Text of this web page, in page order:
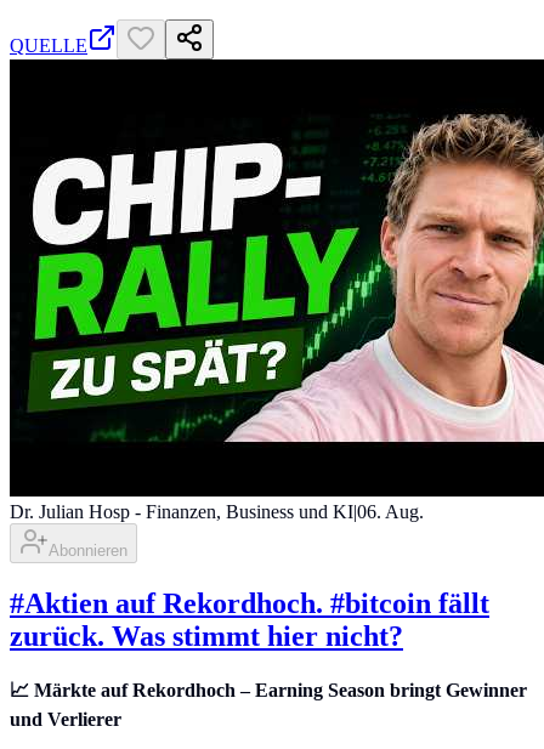
QUELLE
Dr. Julian Hosp - Finanzen, Business und KI|06. Aug.
Abonnieren
#Aktien auf Rekordhoch. #bitcoin fällt
zurück. Was stimmt hier nicht?
📈 Märkte auf Rekordhoch – Earning Season bringt Gewinner
und Verlierer